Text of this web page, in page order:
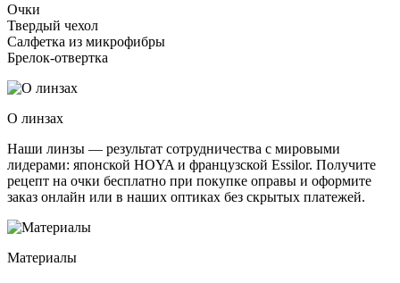
Очки
Твердый чехол
Салфетка из микрофибры
Брелок-отвертка
О линзах
Наши линзы — результат сотрудничества с мировыми
лидерами: японской HOYA и французской Essilor. Получите
рецепт на очки бесплатно при покупке оправы и оформите
заказ онлайн или в наших оптиках без скрытых платежей.
Материалы